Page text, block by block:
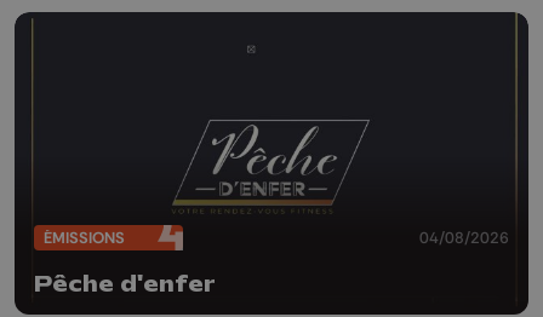
ÉMISSIONS 04/08/2026
Pêche d'enfer